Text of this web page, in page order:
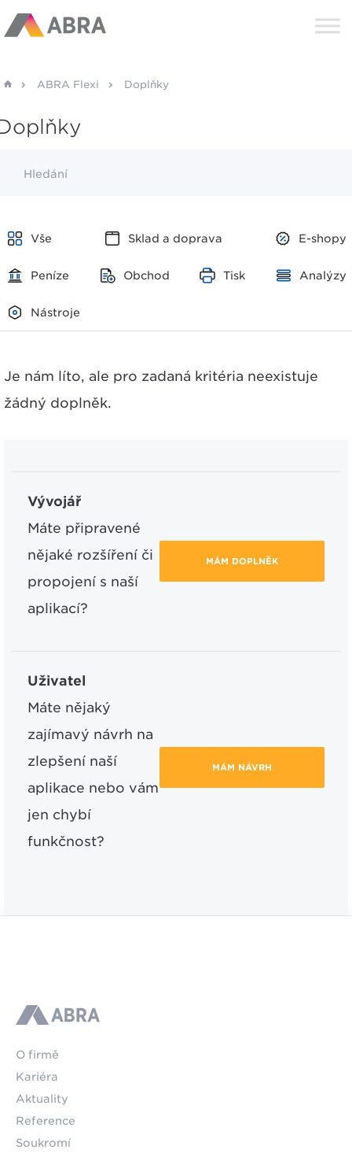
ABRA Flexi Doplňky
Hledání
Vše Sklad a doprava E-shopy
Peníze Obchod Tisk Analýzy
Nástroje
Je nám líto, ale pro zadaná kritéria neexistuje
žádný doplněk.
Vývojář
Máte připravené
nějaké rozšíření či
propojení s naší
aplikací?
MÁM DOPLNĚK
Uživatel
Máte nějaký
zajímavý návrh na
zlepšení naší
aplikace nebo vám
jen chybí
funkčnost?
MÁM NÁVRH
ABRA
O firmě
Kariéra
Aktuality
Reference
Soukromí